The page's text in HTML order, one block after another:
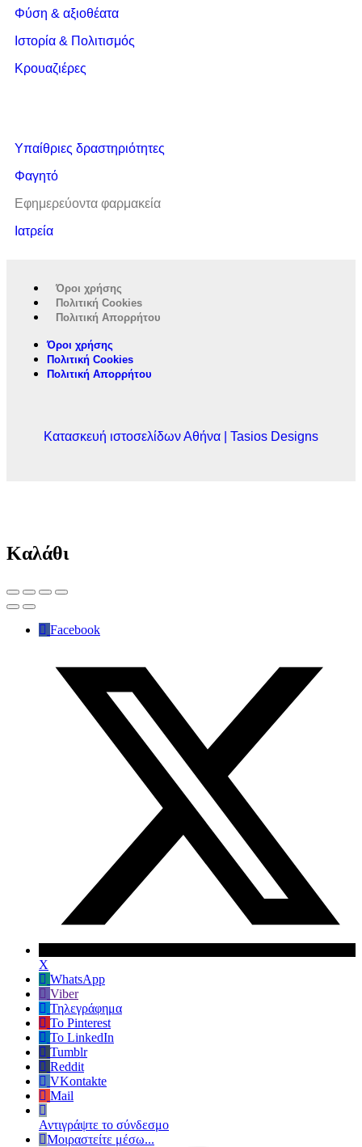
Φύση & αξιοθέατα
Ιστορία & Πολιτισμός
Κρουαζιέρες
Υπαίθριες δραστηριότητες
Φαγητό
Εφημερεύοντα φαρμακεία
Ιατρεία
Όροι χρήσης
Πολιτική Cookies
Πολιτική Απορρήτου
Όροι χρήσης
Πολιτική Cookies
Πολιτική Απορρήτου
Κατασκευή ιστοσελίδων Αθήνα | Tasios Designs
Καλάθι
Facebook
X
WhatsApp
Viber
Τηλεγράφημα
Το Pinterest
Το LinkedIn
Tumblr
Reddit
VKontakte
Mail
Αντιγράψτε το σύνδεσμο
Μοιραστείτε μέσω...